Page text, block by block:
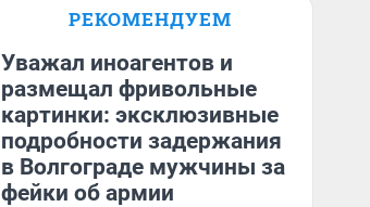
РЕКОМЕНДУЕМ
Уважал иноагентов и
размещал фривольные
картинки: эксклюзивные
подробности задержания
в Волгограде мужчины за
фейки об армии